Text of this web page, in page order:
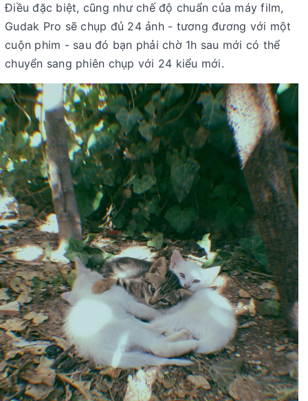
Điều đặc biệt, cũng như chế độ chuẩn của máy film,
Gudak Pro sẽ chụp đủ 24 ảnh - tương đương với một
cuộn phim - sau đó bạn phải chờ 1h sau mới có thể
chuyển sang phiên chụp với 24 kiểu mới.